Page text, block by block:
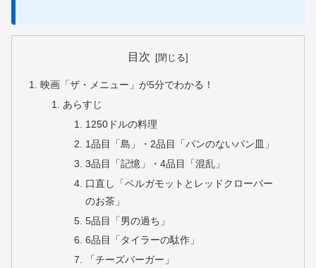
目次
映画「ザ・メニュー」が5分でわかる！
あらすじ
1250ドルの料理
1品目「島」・2品目「パンのないパン皿」
3品目「記憶」・4品目「混乱」
口直し「ベルガモットとレッドクローバー
のお茶」
5品目「男の過ち」
6品目「タイラーの駄作」
「チーズバーガー」